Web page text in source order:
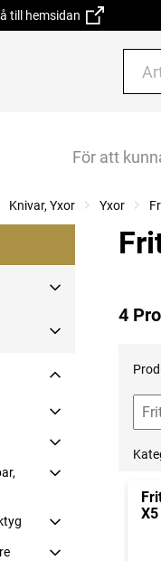
till hemsidan
För att
Knivar, Yxor Yxor
4
X5